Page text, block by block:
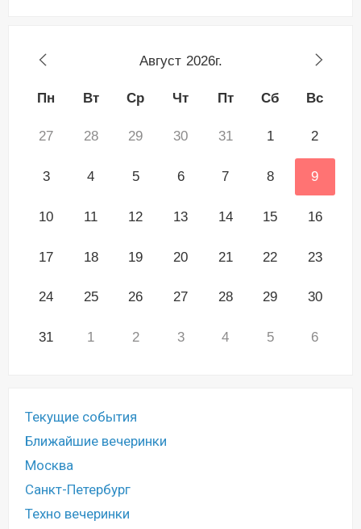
Август 2026г.
Пн Вт Ср Чт Пт Сб Вс
27 28 29 30 31 1 2
3 4 5 6 7 8 9
10 11 12 13 14 15 16
17 18 19 20 21 22 23
24 25 26 27 28 29 30
31 1 2 3 4 5 6
Текущие события
Ближайшие вечеринки
Москва
Санкт-Петербург
Техно вечеринки